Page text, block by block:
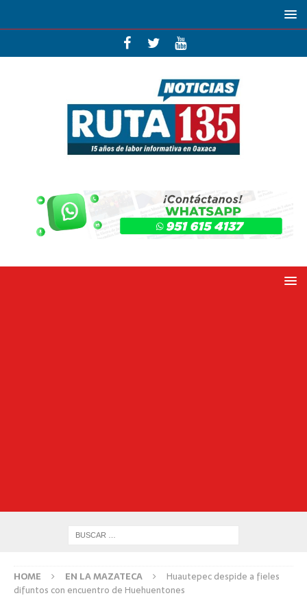
HOME EN LA MAZATECA
Huautepec despide a fieles
difuntos con encuentro de Huehuentones